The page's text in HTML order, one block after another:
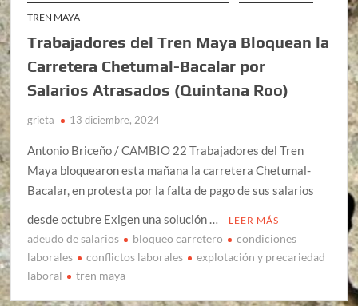
TREN MAYA
Trabajadores del Tren Maya Bloquean la
Carretera Chetumal-Bacalar por
Salarios Atrasados (Quintana Roo)
grieta 13 diciembre, 2024
Antonio Briceño / CAMBIO 22 Trabajadores del Tren
Maya bloquearon esta mañana la carretera Chetumal-
Bacalar, en protesta por la falta de pago de sus salarios
desde octubre Exigen una solución …
LEER MÁS
adeudo de salarios bloqueo carretero
condiciones
laborales
conflictos laborales
explotación y precariedad
laboral
tren maya